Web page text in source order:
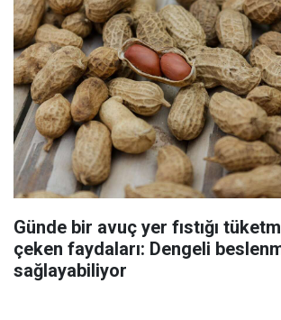
Günde bir avuç yer fıstığı
çeken faydaları: Dengeli
sağlayabiliyor